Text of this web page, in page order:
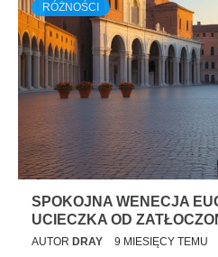
RÓŻNOŚCI
SPOKOJNA WENECJA
UCIECZKA OD
AUTOR DRAY 9 MIESIĘCY TEMU